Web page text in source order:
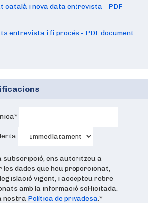
català i nova data entrevista - PDF
entrevista i fi procés - PDF document
*
subscripció, ens autoritzeu a
les dades que heu proporcionat,
vigent, i accepteu rebre
amb la informació sol·licitada.
nostra Política de privadesa.*